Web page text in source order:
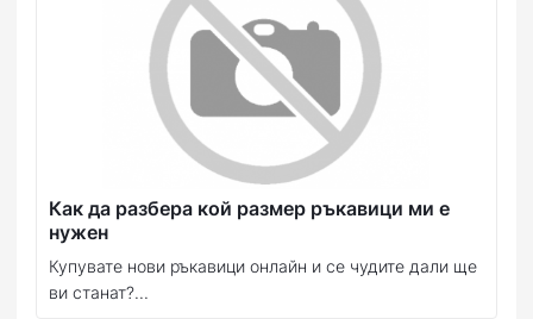
Как да разбера кой размер ръкавици ми е
нужен
Купувате нови ръкавици онлайн и се чудите дали ще
ви станат?...